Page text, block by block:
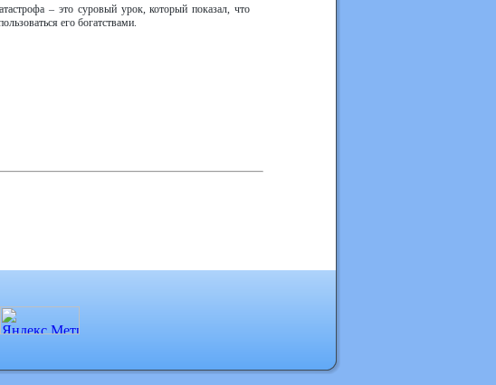
– это суровый урок, который показал, что
его богатствами.